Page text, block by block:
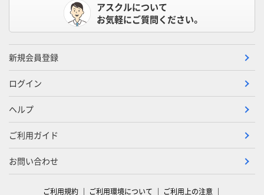
アスクルについて
お気軽にご質問ください。
新規会員登録
ログイン
ヘルプ
ご利用ガイド
お問い合わせ
ご利用規約 ご利用環境について ご利用上の注意